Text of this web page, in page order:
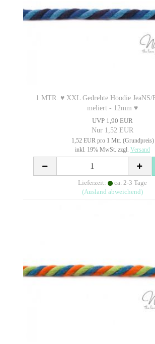
1 MTR. ♥ XXL Gedrehte Hoodie
meliert - 12mm ♥
UVP 1,90 EUR
Nur 1,52 EUR
1,52 EUR pro 1 Mtr. (Grundpreis)
inkl. 19% MwSt. zzgl. Versand
Lieferzeit:
ca. 2-3 Tage
(Ausland abweichend)